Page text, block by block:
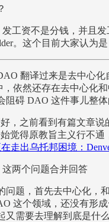
发工资不是分钱，并且
。这个目前大家认为是
翻译过来是去中心化
，依然还存在去中心化
阻碍 DAO 这件事儿整体
好，之前看到有篇文章说
觉得原教旨主义行不通
在走出乌托邦困境：
这两个问题合并回答
问题，首先去中心化，
这个领域，还没有形
又需要去理解到底是什